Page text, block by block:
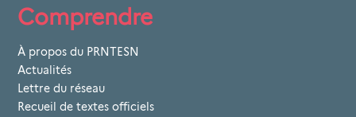
Comprendre
À propos du PRNTESN
Actualités
Lettre du réseau
Recueil de textes officiels